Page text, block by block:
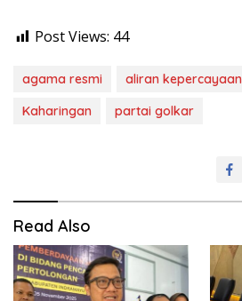
Post Views: 44
agama resmi aliran kepercayaan
Kaharingan
partai golkar
Read Also